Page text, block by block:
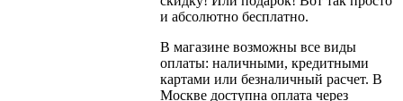
и абсолютно бесплатно.
В магазине возможны все виды
оплаты: наличными, кредитными
картами или безналичный расчет. В
Москве доступна оплата через